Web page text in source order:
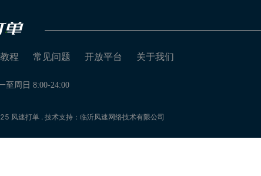
程 常见问题 开放平台 关于我们
至周日 8:00-24:00
风速打单 . 技术支持：临沂风速网络技术有限公司